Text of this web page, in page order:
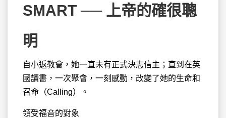
SMART ── 上帝的確很聰
明
自小返教會，她一直未有正式決志信主；直到在英
國讀書，一次聚會，一刻感動 ，改變了她的生命和
召命（Calling）。
領受福音的對象